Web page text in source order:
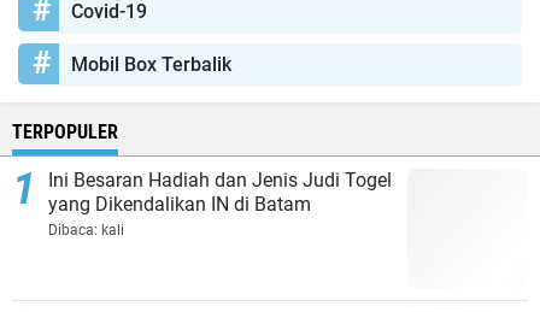
Covid-19
Mobil Box Terbalik
TERPOPULER
Ini Besaran Hadiah dan Jenis Judi Togel
yang Dikendalikan IN di Batam
Dibaca: kali